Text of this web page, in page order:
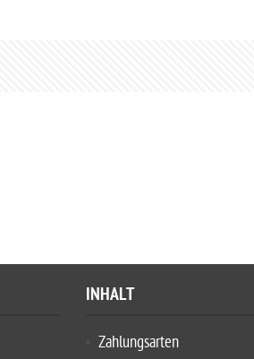
INHALT
Zahlungsarten